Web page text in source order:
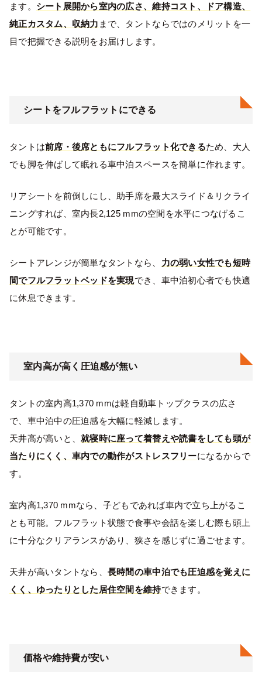
ます。 シート展開から室内の広さ、維持コスト、ドア構造、
純正カスタム、収納力 まで、タントならではのメリットを一
目で把握できる説明をお届けします。
シートをフルフラットにできる
タントは前席・後席ともにフルフラット化できるため、大人
でも脚を伸ばして眠れる車中泊スペースを簡単に作れます。
リアシートを前倒しにし、助手席を最大スライド＆リクライ
ニングすれば、室内長2,125 mmの空間を水平につなげるこ
とが可能です。
シートアレンジが簡単なタントなら、 力の弱い女性でも短時
間でフルフラットベッドを実現でき、車中泊初心者でも快適
に休息できます。
室内高が高く圧迫感が無い
タントの室内高1,370 mmは軽自動車トップクラスの広さ
で、車中泊中の圧迫感を大幅に軽減します。
天井高が高いと、就寝時に座って着替えや読書をしても頭が
当たりにくく、車内での動作がストレスフリーになるからで
す。
室内高1,370 mmなら、子どもであれば車内で立ち上がるこ
とも可能。フルフラット状態で食事や会話を楽しむ際も頭上
に十分なクリアランスがあり、狭さを感じずに過ごせます。
天井が高いタントなら、 長時間の車中泊でも圧迫感を覚えに
くく、ゆったりとした居住空間を維持できます。
価格や維持費が安い